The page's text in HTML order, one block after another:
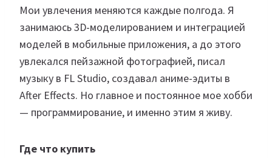
Мои увлечения меняются каждые полгода. Я
занимаюсь 3D-моделированием и интеграцией
моделей в мобильные приложения, а до этого
увлекался пейзажной фотографией, писал
музыку в FL Studio, создавал аниме-эдиты в
After Effects. Но главное и постоянное мое хобби
— программирование, и именно этим я живу.
Где что купить